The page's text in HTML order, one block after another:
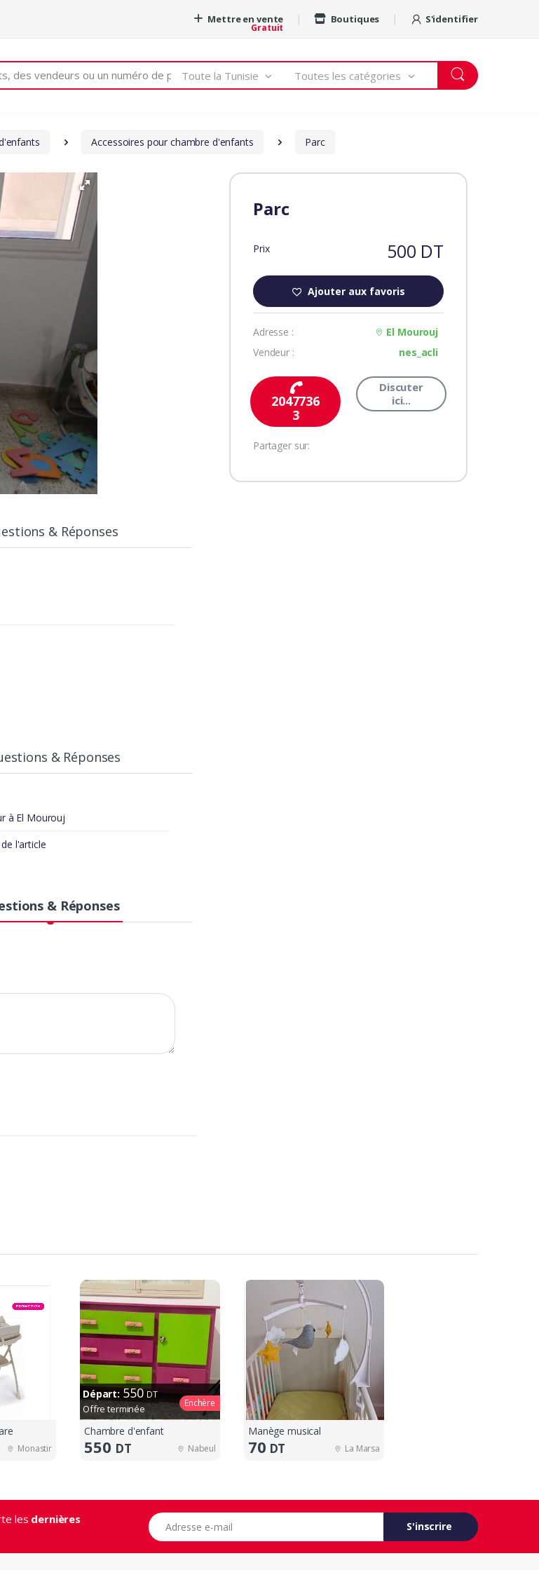
Mettre en vente
Gratuit
Boutiques S'identifier
Toute la Tunisie Toutes les catégories
Accessoires pour chambre d'enfants Parc
Parc
Prix 500 DT
Ajouter aux favoris
Adresse :
El Mourouj
Vendeur :
nes_acli
2047736
3
Discuter
ici...
Partager sur:
& Réponses
& Réponses
à El Mourouj
l'article
& Réponses
Monastir
Départ: 550DT
Offre terminée Enchère
Chambre d'enfant
550 DT Nabeul
Manège musical
70 DT La Marsa
les dernières
Adresse e-mail
S'inscrire